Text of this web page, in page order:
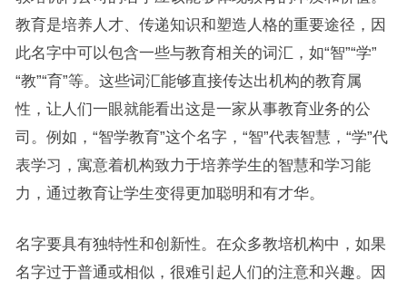
教育是培养人才、传递知识和塑造人格的重要途径，因
此名字中可以包含一些与教育相关的词汇，如“智”“学”
“教”“育”等。这些词汇能够直接传达出机构的教育属
性，让人们一眼就能看出这是一家从事教育业务的公
司。例如，“智学教育”这个名字，“智”代表智慧，“学”代
表学习，寓意着机构致力于培养学生的智慧和学习能
力，通过教育让学生变得更加聪明和有才华。
名字要具有独特性和创新性。在众多教培机构中，如果
名字过于普通或相似，很难引起人们的注意和兴趣。因